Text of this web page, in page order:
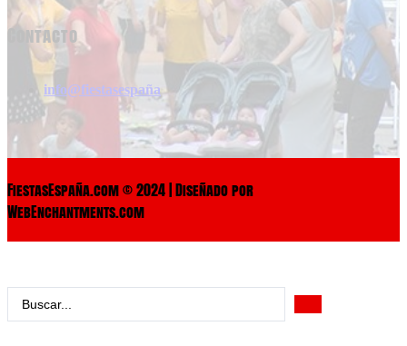
Contacto
info@fiestasespaña
FiestasEspaña.com © 2024 | Diseñado por
WebEnchantments.com